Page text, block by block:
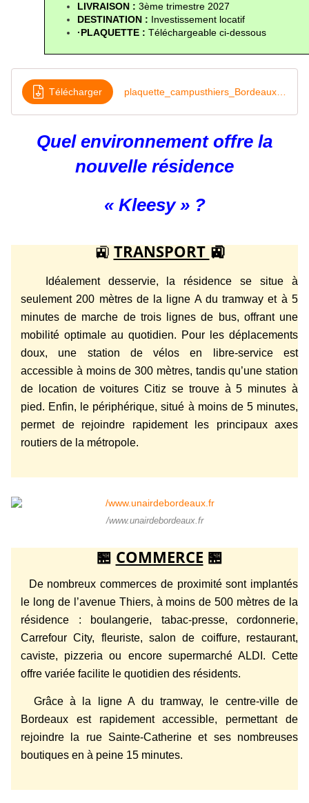
LIVRAISON : 3ème trimestre 2027
DESTINATION : Investissement locatif
·PLAQUETTE : Téléchargeable ci-dessous
Télécharger
Quel environnement offre la
nouvelle résidence
« Kleesy » ?
🚉TRANSPORT🚉
Idéalement desservie, la résidence se situe à
seulement 200 mètres de la ligne A du tramway et à 5
minutes de marche de trois lignes de bus, offrant une
mobilité optimale au quotidien. Pour les déplacements
doux, une station de vélos en libre-service est
accessible à moins de 300 mètres, tandis qu’une station
de location de voitures Citiz se trouve à 5 minutes à
pied. Enfin, le périphérique, situé à moins de 5 minutes,
permet de rejoindre rapidement les principaux axes
routiers de la métropole.
/www.unairdebordeaux.fr
🏪 COMMERCE 🏪
De nombreux commerces de proximité sont implantés
le long de l’avenue Thiers, à moins de 500 mètres de la
résidence : boulangerie, tabac-presse, cordonnerie,
Carrefour City, fleuriste, salon de coiffure, restaurant,
caviste, pizzeria ou encore supermarché ALDI. Cette
offre variée facilite le quotidien des résidents.
Grâce à la ligne A du tramway, le centre-ville de
Bordeaux est rapidement accessible, permettant de
rejoindre la rue Sainte-Catherine et ses nombreuses
boutiques en à peine 15 minutes.